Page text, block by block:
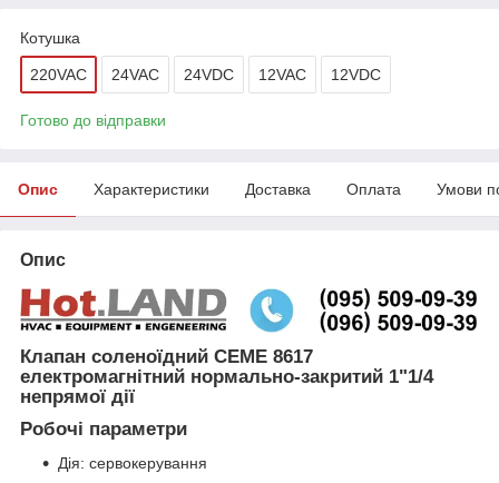
Котушка
220VAC 24VAC 24VDC 12VAC 12VDC
Готово до відправки
Опис Характеристики Доставка Оплата Умови
Опис
Клапан соленоїдний CEME 8617
електромагнітний нормально-закритий 1"1/4
непрямої дії
Робочі параметри
Дія: сервокерування